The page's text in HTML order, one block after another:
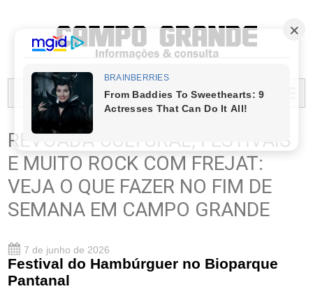
MENU...
REVOADA CULTURAL, FESTIVAIS
E MUITO ROCK COM FREJAT:
VEJA O QUE FAZER NO FIM DE
SEMANA EM CAMPO GRANDE
7 de junho de 2026
Festival do Hambúrguer no Bioparque
Pantanal